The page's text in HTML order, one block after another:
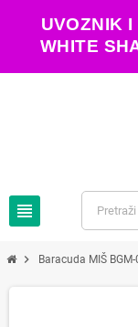
UVOZNIK
WHITE
view_headline
chevron_right Baracuda MIŠ